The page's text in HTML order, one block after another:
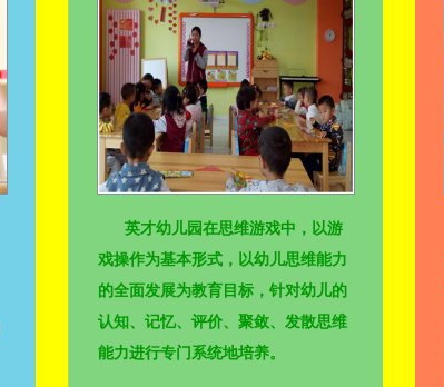
英才幼儿园在思维游戏中，以游
戏操作为基本形式，以幼儿思维能力
的全面发展为教育目标，针对幼儿的
认知、记忆、评价、聚敛、发散思维
能力进行专门系统地培养。